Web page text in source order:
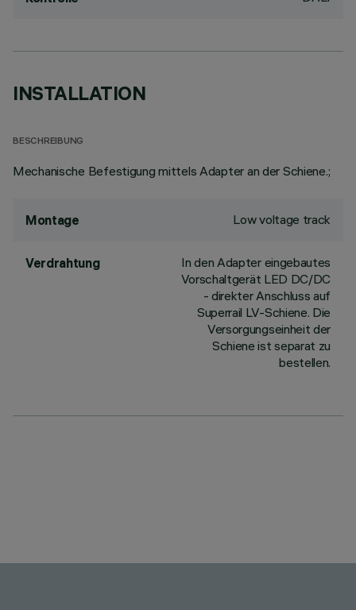
INSTALLATION
BESCHREIBUNG
Mechanische Befestigung mittels Adapter an der Schiene.;
Montage Low voltage track
Verdrahtung
In den Adapter eingebautes
Vorschaltgerät LED DC/DC
- direkter Anschluss auf
Superrail LV-Schiene. Die
Versorgungseinheit der
Schiene ist separat zu
bestellen.